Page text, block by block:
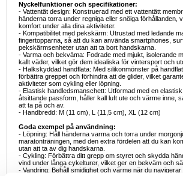
Nyckelfunktioner och specifikationer:
- Vattentät design: Konstruerad med ett vattentätt
händerna torra under regniga eller snöiga förhållanden,
komfort under alla dina aktiviteter.
- Kompatibilitet med pekskärm: Utrustad med ledande
fingertopparna, så att du kan använda smartphones,
pekskärmsenheter utan att ta bort handskarna.
- Varma och bekväma: Fodrade med mjukt, isolerande
kallt väder, vilket gör dem idealiska för vintersport och
- Halkskyddad handflata: Med silikonmönster på
förbättra greppet och förhindra att de glider, vilket
aktiviteter som cykling eller löpning.
- Elastisk handledsmanschett: Utformad med en
åtsittande passform, håller kall luft ute och värme inne,
att ta på och av.
- Handbredd: M (11 cm), L (11,5 cm), XL (12 cm)
Goda exempel på användning:
- Löpning: Håll händerna varma och torra under
maratonträningen, med den extra fördelen att du kan
utan att ta av dig handskarna.
- Cykling: Förbättra ditt grepp om styret och skydda
vind under långa cykelturer, vilket ger en bekväm och
- Vandring: Behåll smidighet och värme när du